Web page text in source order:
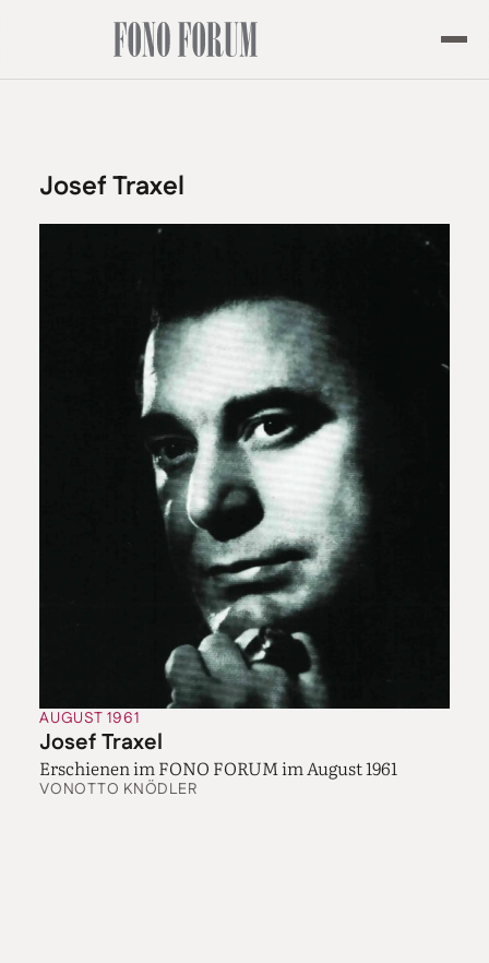
Josef Traxel
AUGUST 1961
Josef Traxel
Erschienen im FONO FORUM im August 1961
VONOTTO KNÖDLER